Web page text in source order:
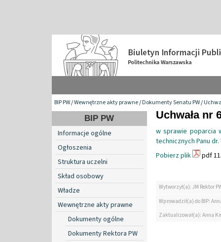
BIP PW/Wewnętrzne akty prawne/Dokumenty Senatu PW/
BIP PW
Informacje ogólne
Ogłoszenia
Struktura uczelni
Skład osobowy
Władze
Wewnętrzne akty prawne
Dokumenty ogólne
Dokumenty Rektora PW
Uchwała nr
w sprawie poparcia
technicznych Panu
Pobierz plik
pdf
Wytworzył(a): JM Rektor
Wprowadził(a) do BIP:
Zaktualizował(a): Anna